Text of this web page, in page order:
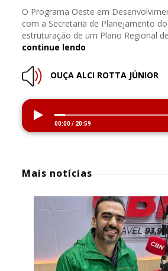
O Programa Oeste em
com a Secretaria de Planejamento
estruturação de um Plano Regional
continue lendo
OUÇA ALCI ROTTA JÚNIOR
00:00/ 20:59
Mais notícias